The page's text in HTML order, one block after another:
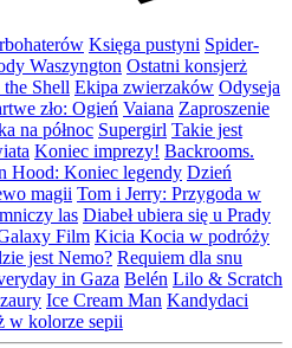
Księga pustyni Spider-
Waszyngton Ostatni konsjerż
Shell Ekipa zwierzaków Odyseja
zło: Ogień Vaiana Zaproszenie
na północ Supergirl Takie jest
Koniec imprezy! Backrooms.
Hood: Koniec legendy Dzień
magii Tom i Jerry: Przygoda w
las Diabeł ubiera się u Prady
Film Kicia Kocia w podróży
jest Nemo? Requiem dla snu
in Gaza Belén Lilo & Scratch
Ice Cream Man Kandydaci
w kolorze sepii